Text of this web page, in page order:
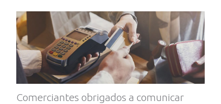
Comerciantes obrigados a comunicar